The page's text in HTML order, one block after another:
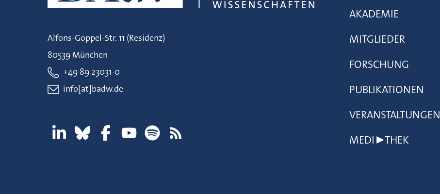
Alfons-Goppel-Str. 11 (Residenz)
80539 München
+49 89 23031-0
info[at]badw.de
AKADEMIE
MITGLIEDER
FORSCHUNG
PUBLIKATIONEN
VERANSTALTUNGEN
MEDI▶THEK